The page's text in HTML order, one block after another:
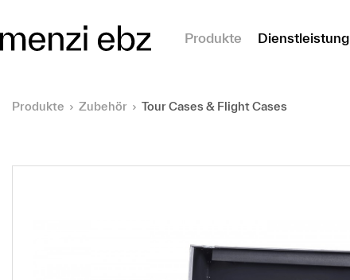
Produkte
Dienstleistung
Produkte Zubehör Tour Cases & Flight Cases